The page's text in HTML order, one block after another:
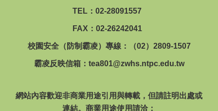
TEL：02-28091557
FAX：02-26242041
校園安全（防制霸凌）專線：（02）2809-1507
霸凌反映信箱： tea801@zwhs.ntpc.edu.tw
網站內容歡迎非商業用途引用與轉載，但請註明出處或
連結。商業用途使用請洽：